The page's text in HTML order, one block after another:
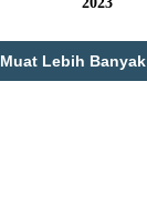
Muat Lebih Banyak